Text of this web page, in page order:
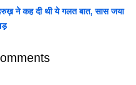
ने कह दी थी ये गलत बात, सास जया